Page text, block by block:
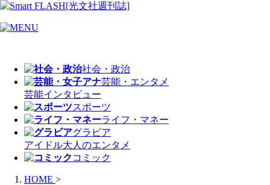
社会・政治
芸能・エンタメ
芸能インタビュー
スポーツ
ライフ・マネー
グラビア
アイドル大人のエンタメ
コミック
HOME >